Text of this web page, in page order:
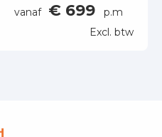
vanaf € 699
p.m
Excl. btw